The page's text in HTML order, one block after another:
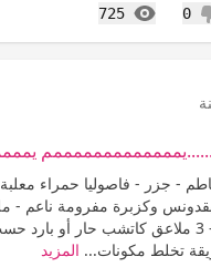
إعجاب
0
725
المشاهدات
- جزر - فاصوليا حمراء
وكزبرة مفرومة ناعم -
الصوص 3 ملاعق مايونيز - 3 ملاعق كاتشب حار
تخلط مكونات... المزيد